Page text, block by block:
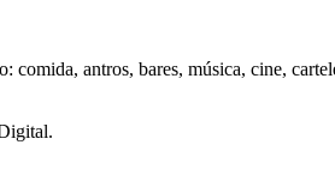
comida, antros, bares, música, cine,